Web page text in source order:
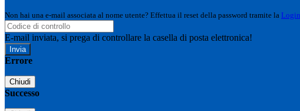
Non hai una e-mail associata al nome utente? Effettua il reset della password tramite la
E-mail inviata, si prega di controllare la casella di posta elettronica!
Errore
Chiudi
Successo